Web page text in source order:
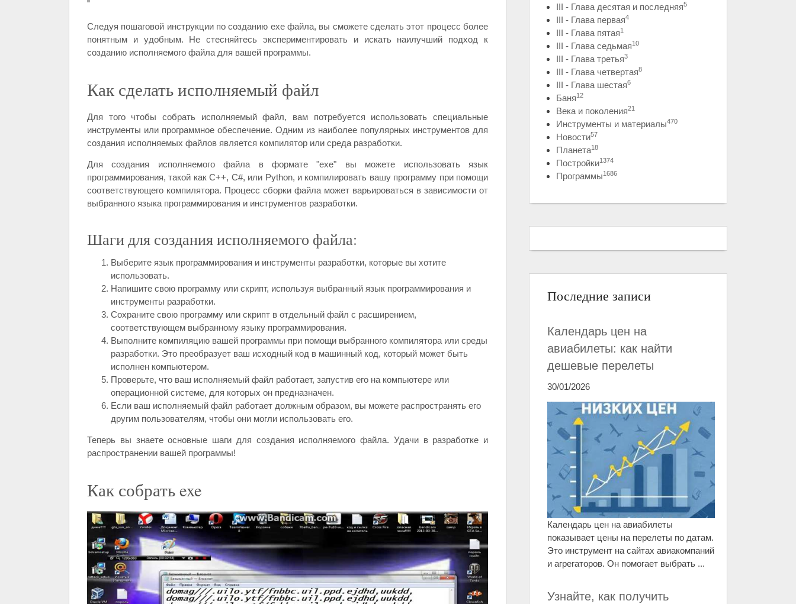
Следуя пошаговой инструкции по созданию exe файла, вы сможете сделать этот процесс более
понятным и удобным. Не стесняйтесь экспериментировать и искать наилучший подход к
созданию исполняемого файла для вашей программы.
Как сделать исполняемый файл
Для того чтобы собрать исполняемый файл, вам потребуется использовать специальные
инструменты или программное обеспечение. Одним из наиболее популярных инструментов для
создания исполняемых файлов является компилятор или среда разработки.
Для создания исполняемого файла в формате "exe" вы можете использовать язык
программирования, такой как С++, C#, или Python, и компилировать вашу программу при помощи
соответствующего компилятора. Процесс сборки файла может варьироваться в зависимости от
выбранного языка программирования и инструментов разработки.
Шаги для создания исполняемого файла:
Выберите язык программирования и инструменты разработки, которые вы хотите
использовать.
Напишите свою программу или скрипт, используя выбранный язык программирования и
инструменты разработки.
Сохраните свою программу или скрипт в отдельный файл с расширением,
соответствующем выбранному языку программирования.
Выполните компиляцию вашей программы при помощи выбранного компилятора или среды
разработки. Это преобразует ваш исходный код в машинный код, который может быть
исполнен компьютером.
Проверьте, что ваш исполняемый файл работает, запустив его на компьютере или
операционной системе, для которых он предназначен.
Если ваш исполняемый файл работает должным образом, вы можете распространять его
другим пользователям, чтобы они могли использовать его.
Теперь вы знаете основные шаги для создания исполняемого файла. Удачи в разработке и
распространении вашей программы!
Как собрать exe
III - Глава десятая и последняя5
III - Глава первая4
III - Глава пятая1
III - Глава седьмая10
III - Глава третья3
III - Глава четвертая8
III - Глава шестая6
Баня12
Века и поколения21
Инструменты и материалы470
Новости57
Планета18
Постройки1374
Программы1686
Последние записи
Календарь цен на
авиабилеты: как найти
дешевые перелеты
30/01/2026
Календарь цен на авиабилеты
показывает цены на перелеты по датам.
Это инструмент на сайтах авиакомпаний
и агрегаторов. Он помогает выбрать ...
Узнайте, как получить